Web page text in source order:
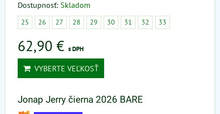
Dostupnosť: Skladom
25 26 27 28 29 30 31 32 33
62,90 € s DPH
VYBERTE VEĽKOSŤ
Jonap Jerry čierna 2026 BARE